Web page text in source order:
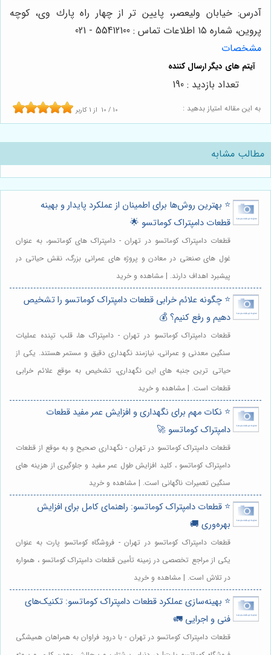
آدرس: خيابان وليعصر، پايين تر از چهار راه پارك وى، كوچه
پروين، شماره ١٥ اطلاعات تماس : 55412100 - 021
مشخصات
به این مقاله امتیاز بدهید : 10 / 10 از 1 کاربر
تعداد بازدید : 190
مطالب مشابه
⭐️ بهترین روش‌ها برای اطمینان از عملکرد پایدار و بهینه
قطعات دامپتراک کوماتسو 🌟
قطعات دامپتراک کوماتسو در تهران - دامپتراک های کوماتسو، به عنوان
غول های صنعتی در معادن و پروژه های عمرانی بزرگ، نقش حیاتی در
پیشبرد اهداف دارند. | مشاهده و خرید
⭐️ چگونه علائم خرابی قطعات دامپتراک کوماتسو را تشخیص
دهیم و رفع کنیم؟ 💰
قطعات دامپتراک کوماتسو در تهران - دامپتراک ها، قلب تپنده عملیات
سنگین معدنی و عمرانی، نیازمند نگهداری دقیق و مستمر هستند. یکی از
حیاتی ترین جنبه های این نگهداری، تشخیص به موقع علائم خرابی
قطعات است. | مشاهده و خرید
⭐️ نکات مهم برای نگهداری و افزایش عمر مفید قطعات
دامپتراک کوماتسو 🚀
قطعات دامپتراک کوماتسو در تهران - نگهداری صحیح و به موقع از قطعات
دامپتراک کوماتسو ، کلید افزایش طول عمر مفید و جلوگیری از هزینه های
سنگین تعمیرات ناگهانی است. | مشاهده و خرید
⭐️ قطعات دامپتراک کوماتسو: راهنمای کامل برای افزایش
بهره‌وری 🚚
قطعات دامپتراک کوماتسو در تهران - فروشگاه کوماتسو پارت به عنوان
یکی از مراجع تخصصی در زمینه تأمین قطعات دامپتراک کوماتسو ، همواره
در تلاش است. | مشاهده و خرید
⭐️ بهینه‌سازی عملکرد قطعات دامپتراک کوماتسو: تکنیک‌های
فنی و اجرایی 🚛
قطعات دامپتراک کوماتسو در تهران - با درود فراوان به همراهان همیشگی